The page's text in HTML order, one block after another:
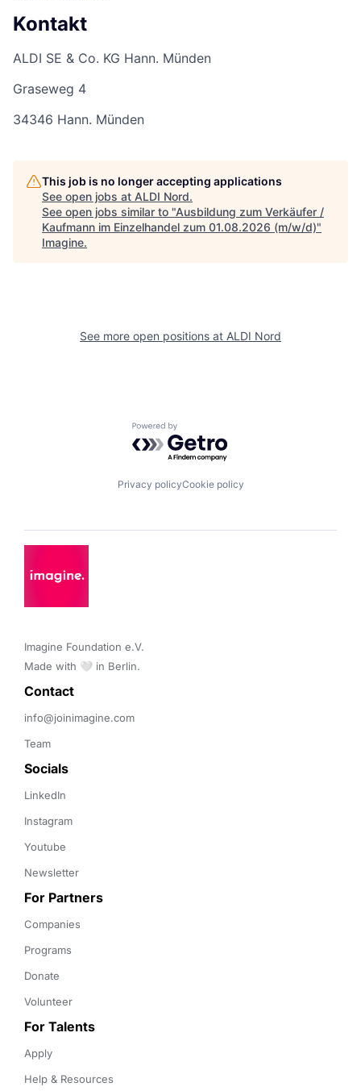
Kontakt
ALDI SE & Co. KG Hann. Münden
Graseweg 4
34346 Hann. Münden
This job is no longer accepting applications
See open jobs at ALDI Nord.
See open jobs similar to "Ausbildung zum Verkäufer /
Kaufmann im Einzelhandel zum 01.08.2026 (m/w/d)"
Imagine.
See more open positions at ALDI Nord
Powered by Getro.com
Privacy policyCookie policy
Imagine Foundation e.V.
Made with 🤍 in Berlin.
Contact
info@joinimagine.com
Team
Socials
LinkedIn
Instagram
Youtube
Newsletter
For Partners
Companies
Programs
Donate
Volunteer
For Talents
Apply
Help & Resources